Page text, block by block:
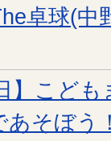
卓球(
】こど
そぼう